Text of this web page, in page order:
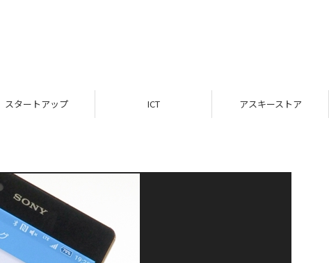
スタートアップ ICT アスキーストア